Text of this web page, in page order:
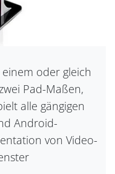
oder gleich
Pad-Maßen,
alle gängigen
Android-
von Video-